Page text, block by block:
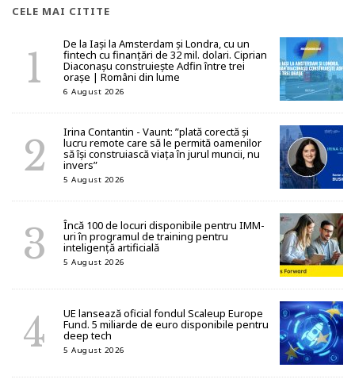
CELE MAI CITITE
De la Iași la Amsterdam și Londra, cu un
fintech cu finanțări de 32 mil. dolari. Ciprian
Diaconașu construiește Adfin între trei
orașe | Români din lume
6 August 2026
Irina Contantin - Vaunt: ”plată corectă și
lucru remote care să le permită oamenilor
să își construiască viața în jurul muncii, nu
invers”
5 August 2026
Încă 100 de locuri disponibile pentru IMM-
uri în programul de training pentru
inteligență artificială
5 August 2026
UE lansează oficial fondul Scaleup Europe
Fund. 5 miliarde de euro disponibile pentru
deep tech
5 August 2026